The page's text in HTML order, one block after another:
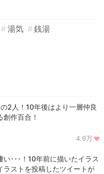
湯気 銭湯
2人！10年後はより一層仲良
創作百合！
4.9万
い･･･！10年前に描いたイラス
ラストを投稿したツイートが